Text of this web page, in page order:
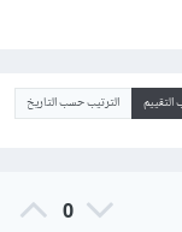
الترتيب حسب التاريخ
0